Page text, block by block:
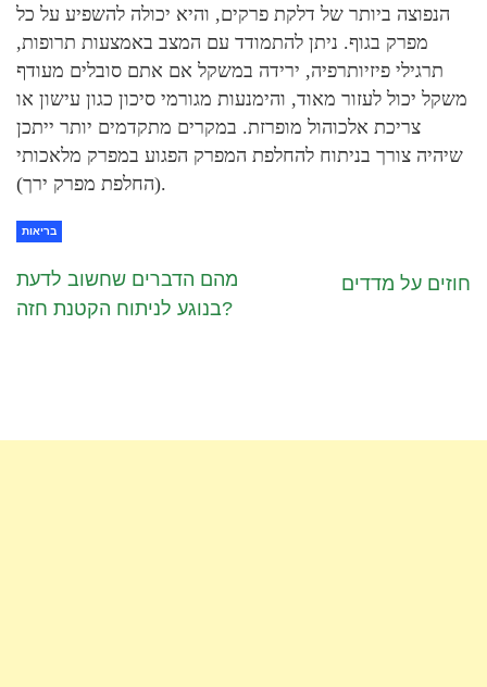
הנפוצה ביותר של דלקת פרקים, והיא יכולה להשפיע על כל
מפרק בגוף. ניתן להתמודד עם המצב באמצעות תרופות,
תרגילי פיזיותרפיה, ירידה במשקל אם אתם סובלים מעודף
משקל יכול לעזור מאוד, והימנעות מגורמי סיכון כגון עישון או
צריכת אלכוהול מופרזת. במקרים מתקדמים יותר ייתכן
שיהיה צורך בניתוח להחלפת המפרק הפגוע במפרק מלאכותי
(החלפת מפרק ירך).
בריאות
מהם הדברים שחשוב לדעת
בנוגע לניתוח הקטנת חזה?
חוזים על מדדים